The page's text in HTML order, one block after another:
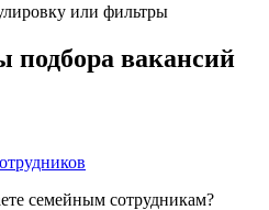
или фильтры
вакансий
семейным сотрудникам?